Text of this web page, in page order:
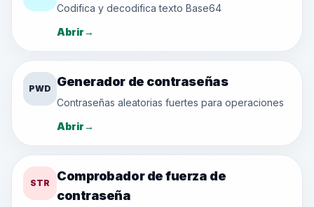
Codifica y decodifica texto Base64
Abrir→
PWD Generador de contraseñas
Contraseñas aleatorias fuertes para operaciones
Abrir→
STR
Comprobador de fuerza de
contraseña